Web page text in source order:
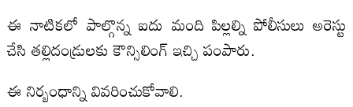
ఈ నాటికలో పాల్గొన్న ఐదు మంది పిల్లల్ని పోలీసులు అరెస్టు
చేసి తల్లిదండ్రులకు కౌన్సిలింగ్‌ ఇచ్చి పంపారు.
ఈ నిర్బంధాన్ని వివరించుకోవాలి.